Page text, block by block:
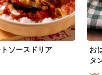
ソースドリア
お
タ